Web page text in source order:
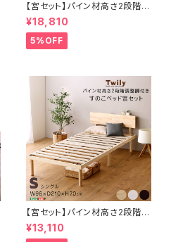
【宮セット】パイン材高さ2段階調
整脚付きすのこベッド(セミダブ
ル) ASP-HP-02SD
¥18,810
5%OFF
【宮セット】パイン材高さ2段階調
整脚付きすのこベッド(シングル)
ASP-HP-02S
¥13,110